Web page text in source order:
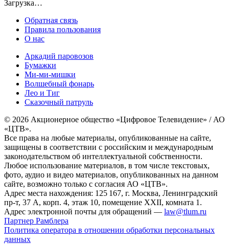
Загрузка…
Обратная связь
Правила пользования
О нас
Аркадий паровозов
Бумажки
Ми-ми-мишки
Волшебный фонарь
Лео и Тиг
Сказочный патруль
© 2026 Акционерное общество «Цифровое Телевидение» / АО
«ЦТВ».
Все права на любые материалы, опубликованные на сайте,
защищены в соответствии с российским и международным
законодательством об интеллектуальной собственности.
Любое использование материалов, в том числе текстовых,
фото, аудио и видео материалов, опубликованных на данном
сайте, возможно только с согласия АО «ЦТВ».
Адрес места нахождения: 125 167, г. Москва, Ленинградский
пр-т, 37 А, корп. 4, этаж 10, помещение XXII, комната 1.
Адрес электронной почты для обращений — law@tlum.ru
Партнер Рамблера
Политика оператора в отношении обработки персональных
данных